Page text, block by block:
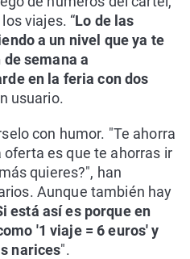
viajes. “Lo de las
a un nivel que ya te
semana a
en la feria con dos
usuario.
con humor. "Te ahorra
es que te ahorras ir
quieres?", han
Aunque también hay
está así es porque en
'1 viaje = 6 euros' y
narices".